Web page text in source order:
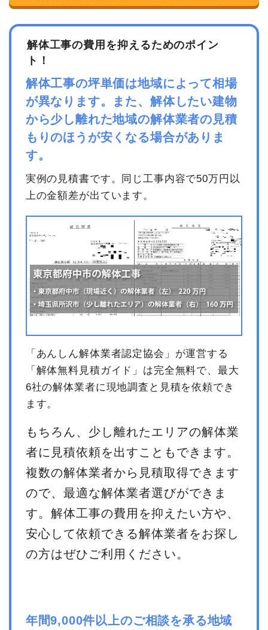
建物の種類/構造 内装解体店舗1階建て
坪数
建物解体費用
総額 56万1,000円
品名 数量 単価
金額
内装解体店舗10坪1階建て
10坪 48,070円
諸経費
30,000円
消費税
51,000円
561,000円
解体工事の費用を抑えるためのポイン
ト！
解体工事の坪単価は地域によって相場
が異なります。また、解体したい建物
から少し離れた地域の解体業者の見積
もりのほうが安くなる場合がありま
す。
実例の見積書です。同じ工事内容で50万円以
上の金額差が出ています。
「あんしん解体業者認定協会」が運営する
「解体無料見積ガイド」は完全無料で、最大
6社の解体業者に現地調査と見積を依頼でき
ます。
もちろん、少し離れたエリアの解体業
者に見積依頼を出すこともできます。
複数の解体業者から見積取得できます
ので、最適な解体業者選びができま
す。解体工事の費用を抑えたい方や、
安心して依頼できる解体業者をお探し
の方はぜひご利用ください。
年間9,000件以上のご相談を承る地域